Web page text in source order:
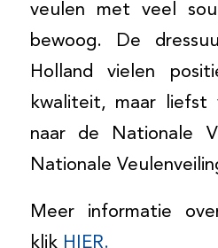
veulen met veel
bewoog. De
Holland vielen
kwaliteit, maar liefst
naar de Nationale
Nationale
Meer informatie
klik HIER.